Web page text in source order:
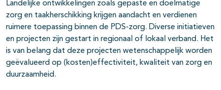
Landelijke ontwikkelingen zoals gepaste en doelmatige
zorg en taakherschikking krijgen aandacht en verdienen
ruimere toepassing binnen de PDS-zorg. Diverse initiatieven
en projecten zijn gestart in regionaal of lokaal verband. Het
is van belang dat deze projecten wetenschappelijk worden
geëvalueerd op (kosten)effectiviteit, kwaliteit van zorg en
duurzaamheid.